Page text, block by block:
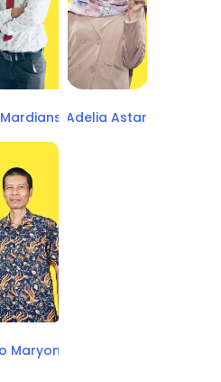
Adelia Astari
Maryono